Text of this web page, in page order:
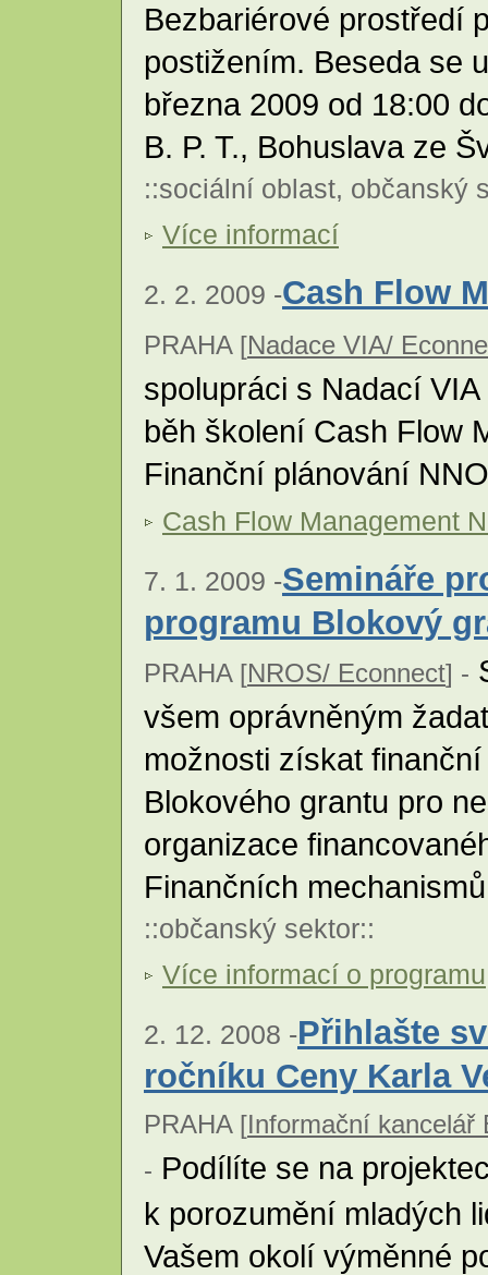
Bezbariérové prostředí
postižením. Beseda se
března 2009 od 18:00
B. P. T., Bohuslava ze
::sociální oblast, občanský
Více informací
2. 2. 2009 -Cash Flow
PRAHA [Nadace VIA/
spolupráci s Nadací
běh školení Cash Flow
Finanční plánování
Cash Flow Management
7. 1. 2009 -Semináře
programu Blokový
PRAHA [NROS/ Econnect] -
všem oprávněným
možnosti získat
Blokového grantu pro
organizace
Finančních
::občanský sektor::
Více informací o programu
2. 12. 2008 -Přihlašte
ročníku Ceny Karla
PRAHA [Informační kancelář
- Podílíte se na
k porozumění mladých
Vašem okolí výměnné